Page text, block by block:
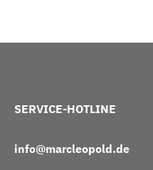
SERVICE-HOTLINE
info@marcleopold.de